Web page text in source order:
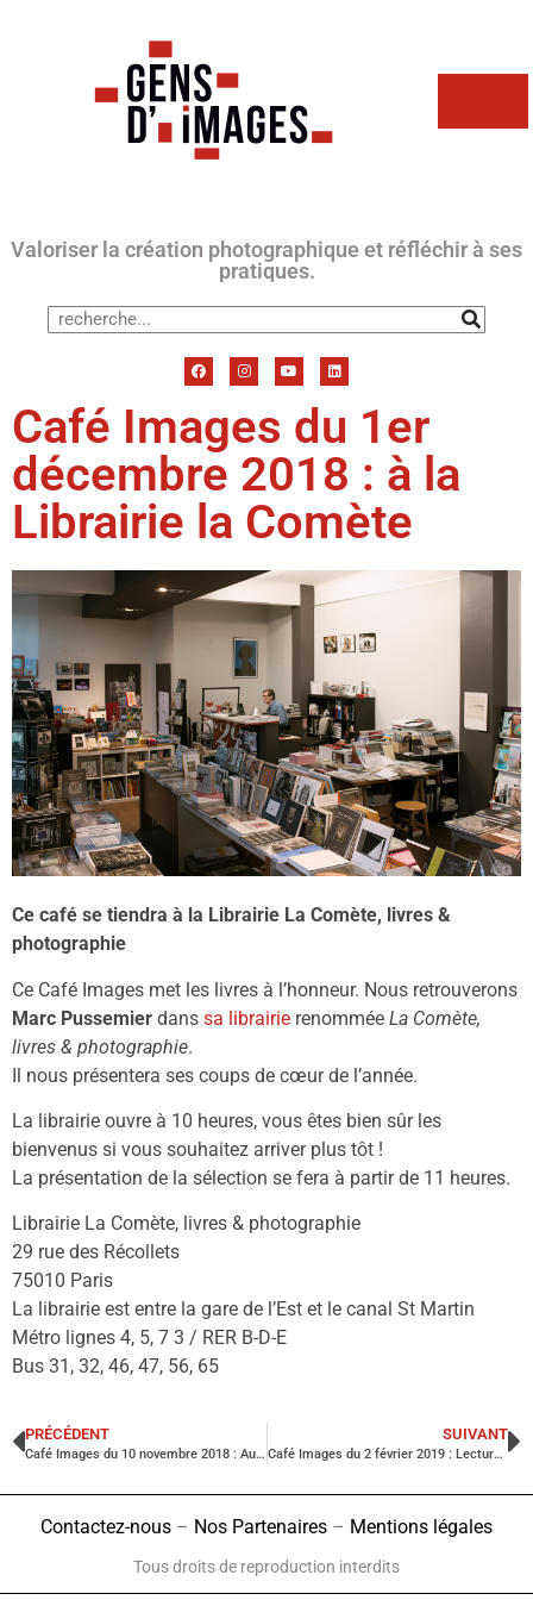
Valoriser la création photographique et réfléchir à ses
pratiques.
Café Images du 1er
décembre 2018 : à la
Librairie la Comète
Ce café se tiendra à la Librairie La Comète, livres &
photographie
Ce Café Images met les livres à l’honneur. Nous retrouverons
Marc Pussemier dans sa librairie renommée La Comète,
livres & photographie.
Il nous présentera ses coups de cœur de l’année.
La librairie ouvre à 10 heures, vous êtes bien sûr les
bienvenus si vous souhaitez arriver plus tôt !
La présentation de la sélection se fera à partir de 11 heures.
Librairie La Comète, livres & photographie
29 rue des Récollets
75010 Paris
La librairie est entre la gare de l’Est et le canal St Martin
Métro lignes 4, 5, 7 3 / RER B-D-E
Bus 31, 32, 46, 47, 56, 65
PRÉCÉDENT
Café Images du 10 novembre 2018 : Au Salon de la Photo
SUIVANT
Café Images du 2 février 2019 : Lecture de portfolios
Contactez-nous – Nos Partenaires – Mentions légales
Tous droits de reproduction interdits